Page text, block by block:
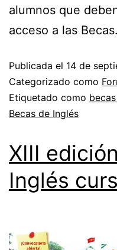
alumnos que
acceso a las
Publicada el 14 de
Categorizado como
Etiquetado como
Becas de Inglés
XIII
Inglés